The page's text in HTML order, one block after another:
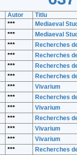
Autor Titlu
*** Mediaeval
*** Mediaeval
*** Recherches
*** Recherches
*** Recherches
*** Recherches
*** Vivarium
*** Recherches
*** Vivarium
*** Recherches
*** Vivarium
*** Vivarium
*** Recherches